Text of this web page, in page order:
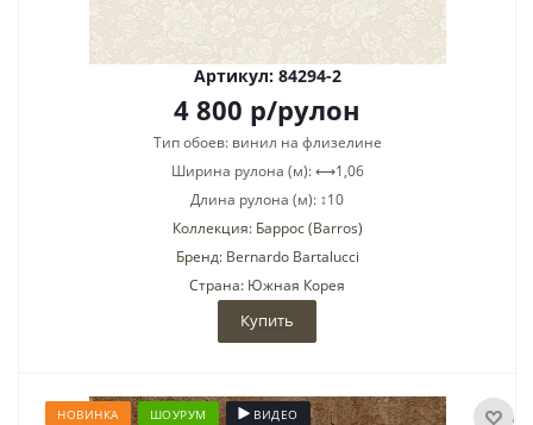
Артикул: 84294-2
4 800 р/рулон
Тип обоев: винил на флизелине
Ширина рулона (м): ⟷1,06
Длина рулона (м): ↕10
Коллекция: Баррос (Barros)
Бренд: Bernardo Bartalucci
Страна: Южная Корея
Купить
НОВИНКА ШОУРУМ ВИДЕО